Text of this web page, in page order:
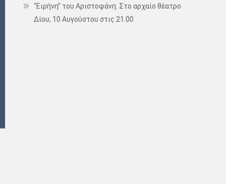
“Ειρήνη” του Αριστοφάνη: Στο αρχαίο θέατρο
Δίου, 10 Αυγούστου στις 21.00